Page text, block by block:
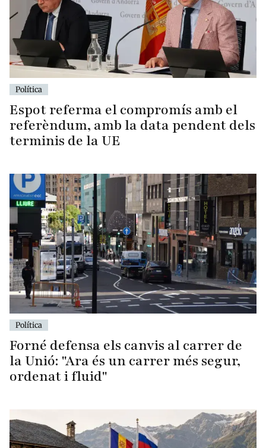
Política
Espot referma el compromís amb el
referèndum, amb la data pendent dels
terminis de la UE
Política
Forné defensa els canvis al carrer de
la Unió: "Ara és un carrer més segur,
ordenat i fluid"